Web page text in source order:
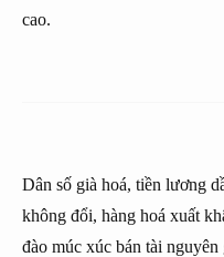
cao.
Dân số già hoá, tiền lương
không đổi, hàng hoá xuất
đào múc xúc bán tài